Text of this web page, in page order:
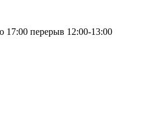
17:00 перерыв 12:00-13:00